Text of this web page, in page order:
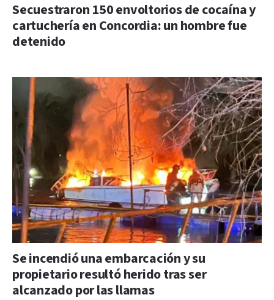
Secuestraron 150 envoltorios de cocaína y
cartuchería en Concordia: un hombre fue
detenido
Se incendió una embarcación y su
propietario resultó herido tras ser
alcanzado por las llamas